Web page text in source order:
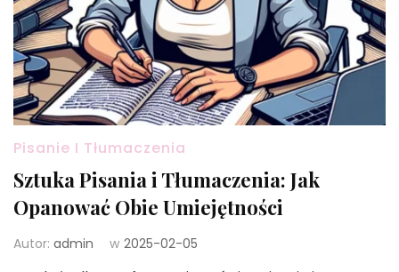
Pisanie I Tłumaczenia
Sztuka Pisania i Tłumaczenia: Jak
Opanować Obie Umiejętności
Autor: admin w 2025-02-05